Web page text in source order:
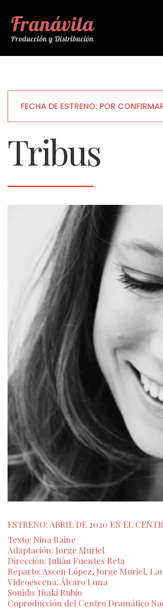
FECHA DE ESTRENO: POR
Tribus
ESTRENO: ABRIL DE 2020 EN EL
Texto: Nina Raine
Adaptación: Jorge Muriel
Dirección: Julián Fuentes Reta
Reparto: Ascen López, Jorge Muriel,
Videoescena: Álvaro Luna
Sonido: Iñaki Rubio
Coproducción del Centro Dramático